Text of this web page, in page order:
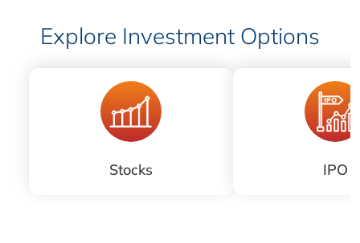
Explore Investment Options
Stocks IPO